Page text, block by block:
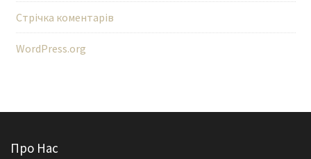
Стрічка коментарів
WordPress.org
Про Нас